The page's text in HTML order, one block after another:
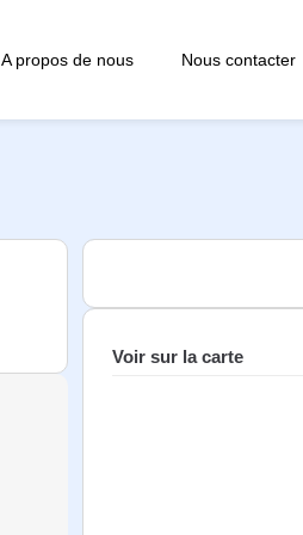
A propos de nous Nous contacter
Voir sur la carte